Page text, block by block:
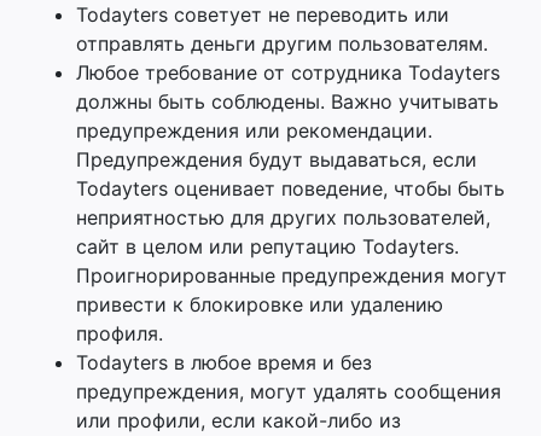
Todayters советует не переводить или
отправлять деньги другим пользователям.
Любое требование от сотрудника Todayters
должны быть соблюдены. Важно учитывать
предупреждения или рекомендации.
Предупреждения будут выдаваться, если
Todayters оценивает поведение, чтобы быть
неприятностью для других пользователей,
сайт в целом или репутацию Todayters.
Проигнорированные предупреждения могут
привести к блокировке или удалению
профиля.
Todayters в любое время и без
предупреждения, могут удалять сообщения
или профили, если какой-либо из